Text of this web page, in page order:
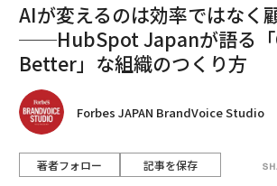
AIが変えるのは効率ではなく
──HubSpot Japanが語る
Better」な組織のつくり方
Forbes JAPAN BrandVoice Studio
著者フォロー 記事を保存